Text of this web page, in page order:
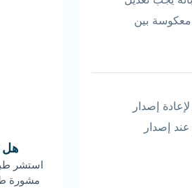
معكوسة بين
إصدار
إصدار
هل
استشر
مشورة